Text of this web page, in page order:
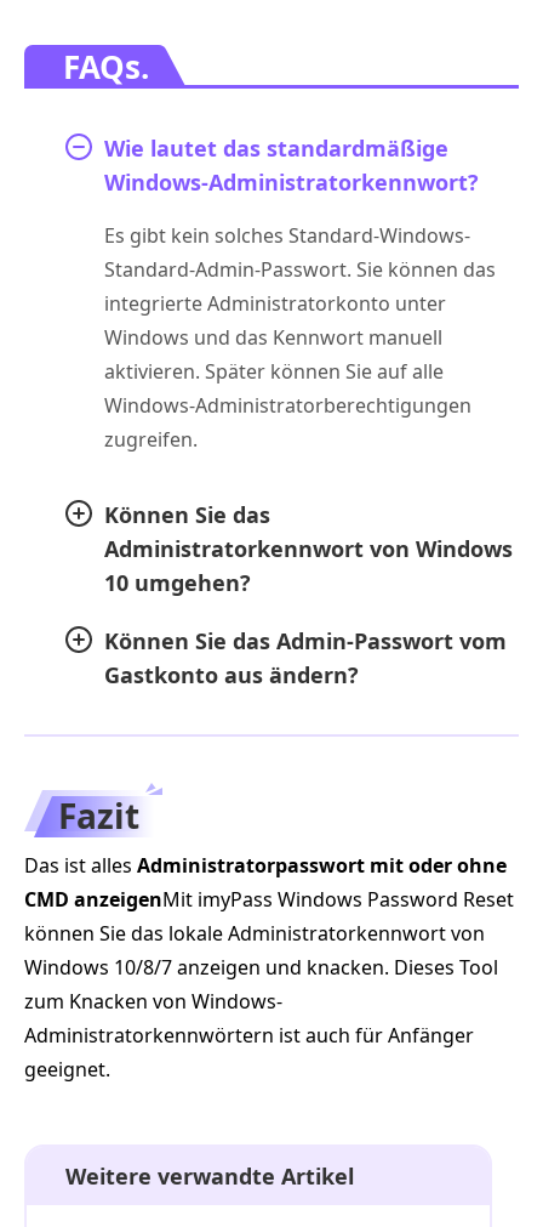
FAQs.
Wie lautet das standardmäßige
Windows-Administratorkennwort?
Es gibt kein solches Standard-Windows-
Standard-Admin-Passwort. Sie können das
integrierte Administratorkonto unter
Windows und das Kennwort manuell
aktivieren. Später können Sie auf alle
Windows-Administratorberechtigungen
zugreifen.
Können Sie das
Administratorkennwort von Windows
10 umgehen?
Können Sie das Admin-Passwort vom
Gastkonto aus ändern?
Fazit
Das ist alles Administratorpasswort mit oder ohne
CMD anzeigenMit imyPass Windows Password Reset
können Sie das lokale Administratorkennwort von
Windows 10/8/7 anzeigen und knacken. Dieses Tool
zum Knacken von Windows-
Administratorkennwörtern ist auch für Anfänger
geeignet.
Weitere verwandte Artikel